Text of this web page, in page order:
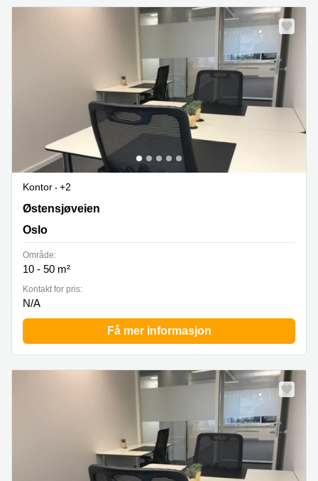
Kontor
+2
Østensjøveien 43, Oslo
Østensjøveien
Oslo
Område:
10 - 50 m²
Kontakt for pris:
N/A
Få mer informasjon